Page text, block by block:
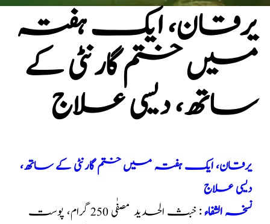
یرقان، ایک ہفتہ
میں ختم گارنٹی کے
ساتھ، دیسی علاج
یرقان، ایک ہفتہ میں ختم گارنٹی کے ساتھ،
دیسی علاج
نسخہ الشفاء
: خبث الحدید مصفٰی 250 گرام، پوست